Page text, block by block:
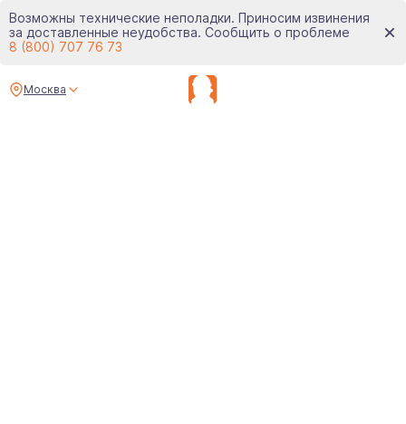
Возможны технические неполадки. Приносим извинения
за доставленные неудобства. Сообщить о проблеме
8 (800) 707 76 73
Москва